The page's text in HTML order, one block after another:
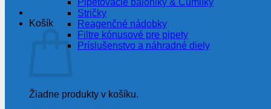
Košík
Žiadne produkty v košíku.
Pipetovacie balóniky & Cumlíky
Stričky
Reagenčné nádobky
Filtre kónusové pre pipety
Príslušenstvo a náhradné diely